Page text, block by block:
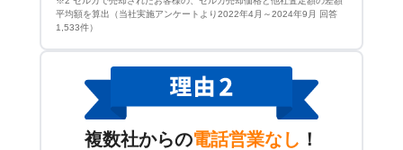
平均額を算出（当社実施アンケートより2022年4月～2024年9月 回答
1,533件）
複数社からの電話営業なし ！